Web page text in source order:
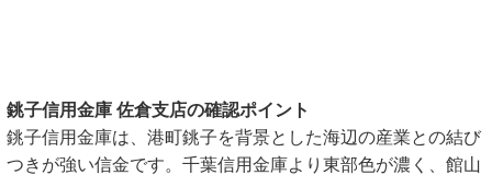
銚子信用金庫 佐倉支店の確認ポイント
銚子信用金庫は、港町銚子を背景とした海辺の産業との結び
つきが強い信金です。千葉信用金庫より東部色が濃く、館山